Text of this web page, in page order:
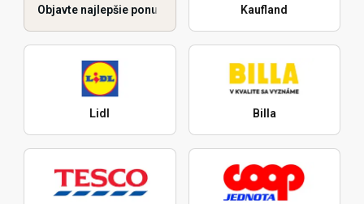
Objavte najlepšie ponuky Kaufland
Lidl Billa